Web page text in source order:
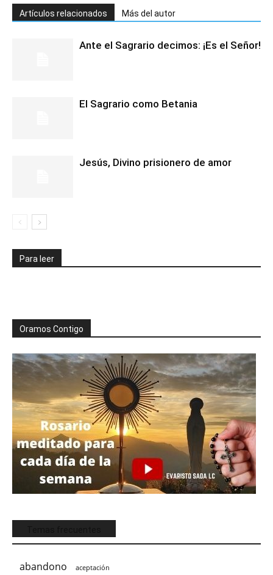
Artículos relacionados Más del autor
Ante el Sagrario decimos: ¡Es el Señor!
El Sagrario como Betania
Jesús, Divino prisionero de amor
Para leer
Oramos Contigo
abandono aceptación